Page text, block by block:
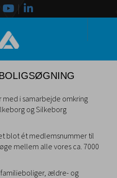
med i samarbejde omkring
og Silkeborg
blot ét medlemsnummer til
mellem alle vores ca. 7000
ældre- og